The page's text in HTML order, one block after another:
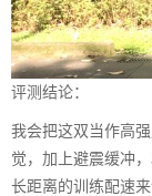
评测结论：
我会把这双当作高
觉，加上避震缓冲
长距离的训练配速